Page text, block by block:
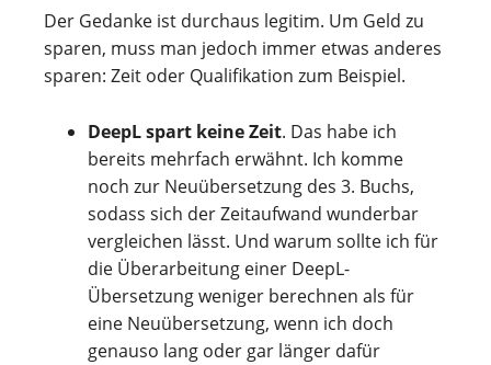
Der Gedanke ist durchaus legitim. Um Geld zu
sparen, muss man jedoch immer etwas anderes
sparen: Zeit oder Qualifikation zum Beispiel.
DeepL spart keine Zeit. Das habe ich
bereits mehrfach erwähnt. Ich komme
noch zur Neuübersetzung des 3. Buchs,
sodass sich der Zeitaufwand wunderbar
vergleichen lässt. Und warum sollte ich für
die Überarbeitung einer DeepL-
Übersetzung weniger berechnen als für
eine Neuübersetzung, wenn ich doch
genauso lang oder gar länger dafür